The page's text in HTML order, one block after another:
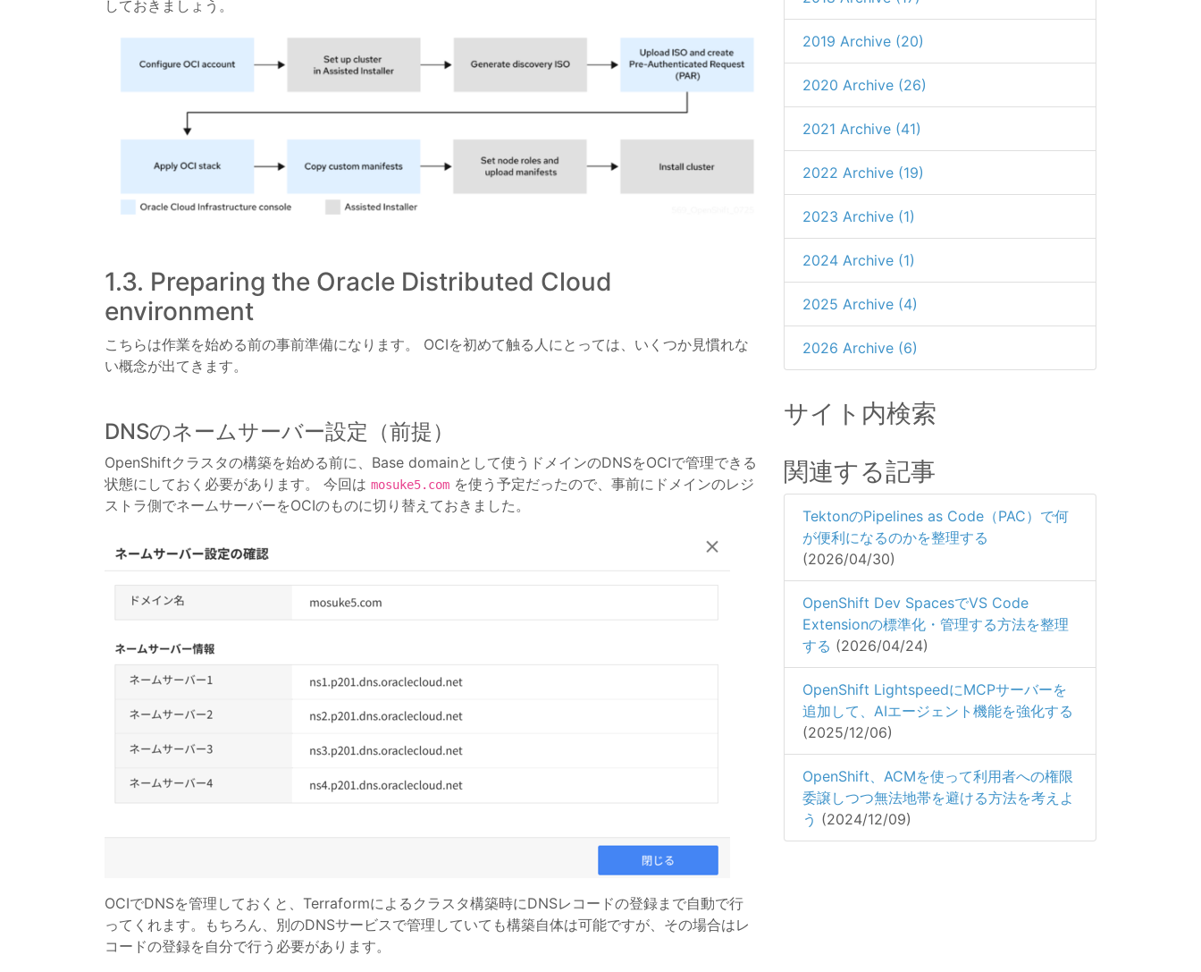
しておきましょう。
1.3. Preparing the Oracle Distributed Cloud
environment
こちらは作業を始める前の事前準備になります。 OCIを初めて触る人にとっては、いくつか見慣れな
い概念が出てきます。
DNSのネームサーバー設定（前提）
OpenShiftクラスタの構築を始める前に、Base domainとして使うドメインのDNSをOCIで管理できる
状態にしておく必要があります。 今回は mosuke5.com を使う予定だったので、事前にドメインのレジ
ストラ側でネームサーバーをOCIのものに切り替えておきました。
OCIでDNSを管理しておくと、Terraformによるクラスタ構築時にDNSレコードの登録まで自動で行
ってくれます。もちろん、別のDNSサービスで管理していても構築自体は可能ですが、その場合はレ
コードの登録を自分で行う必要があります。
2019 Archive (20)
2020 Archive (26)
2021 Archive (41)
2022 Archive (19)
2023 Archive (1)
2024 Archive (1)
2025 Archive (4)
2026 Archive (6)
サイト内検索
関連する記事
TektonのPipelines as Code（PAC）で何
が便利になるのかを整理する
(2026/04/30)
OpenShift Dev SpacesでVS Code
Extensionの標準化・管理する方法を整理
する (2026/04/24)
OpenShift LightspeedにMCPサーバーを
追加して、AIエージェント機能を強化する
(2025/12/06)
OpenShift、ACMを使って利用者への権限
委譲しつつ無法地帯を避ける方法を考えよ
う (2024/12/09)